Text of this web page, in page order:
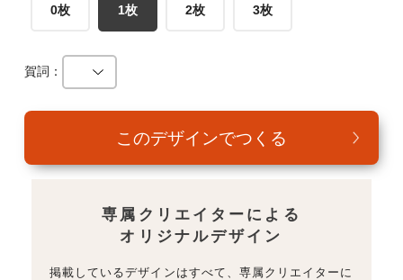
0枚 1枚 2枚 3枚
賀詞：
専属クリエイターによる
オリジナルデザイン
掲載しているデザインはすべて、専属クリエイターに